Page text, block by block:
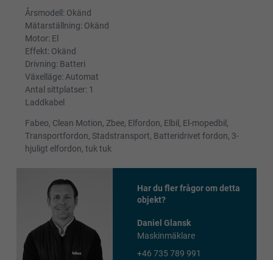
Årsmodell: Okänd
Mätarställning: Okänd
Motor: El
Effekt: Okänd
Drivning: Batteri
Växelläge: Automat
Antal sittplatser: 1
Laddkabel
Fabeo, Clean Motion, Zbee, Elfordon, Elbil, El-mopedbil,
Transportfordon, Stadstransport, Batteridrivet fordon, 3-
hjuligt elfordon, tuk tuk
Har du fler frågor om detta
objekt?
Daniel Glansk
Maskinmäklare
+46 735 789 991